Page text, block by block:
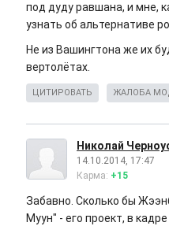
под дуду равшана, и мне,
узнать об альтернативе
Не из Вашингтона же их
вертолётах.
ЦИТИРОВАТЬ ЖАЛОБА
Николай
14.10.2014, 17:47
Карма: +15
Забавно. Сколько бы
Муун" - его проект, в